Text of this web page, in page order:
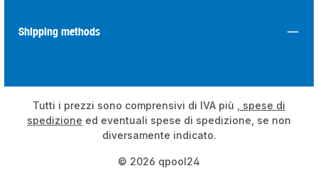
Shipping methods
© 2026 qpool24
Tutti i prezzi sono comprensivi di IVA più
, spese di
spedizione ed eventuali spese di spedizione, se non
diversamente indicato.